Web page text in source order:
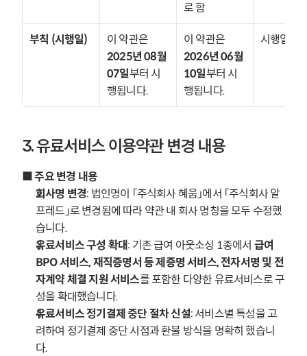
로 함
부칙 (시행일)
2025년 08월
07일부터 시
행됩니다.
2026년 06월
10일부터 시
행됩니다.
시행일 갱
3. 유료서비스 이용약관 변경 내용
■ 주요 변경 내용
회사명 변경: 법인명이 「주식회사 혜움」에서 「주식회사 알
프레드」로 변경됨에 따라 약관 내 회사 명칭을 모두 수정했
습니다.
유료서비스 구성 확대: 기존 급여 아웃소싱 1종에서 급여
BPO 서비스, 재직증명서 등 제증명 서비스, 전자서명 및 전
자계약 체결 지원 서비스를 포함한 다양한 유료서비스로 구
성을 확대했습니다.
유료서비스 정기결제 중단 절차 신설: 서비스별 특성을 고
려하여 정기결제 중단 시점과 환불 방식을 명확히 했습니
다.